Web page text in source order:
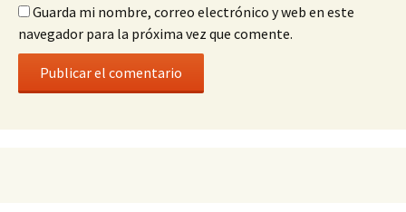
Guarda mi nombre, correo electrónico y web en este
navegador para la próxima vez que comente.